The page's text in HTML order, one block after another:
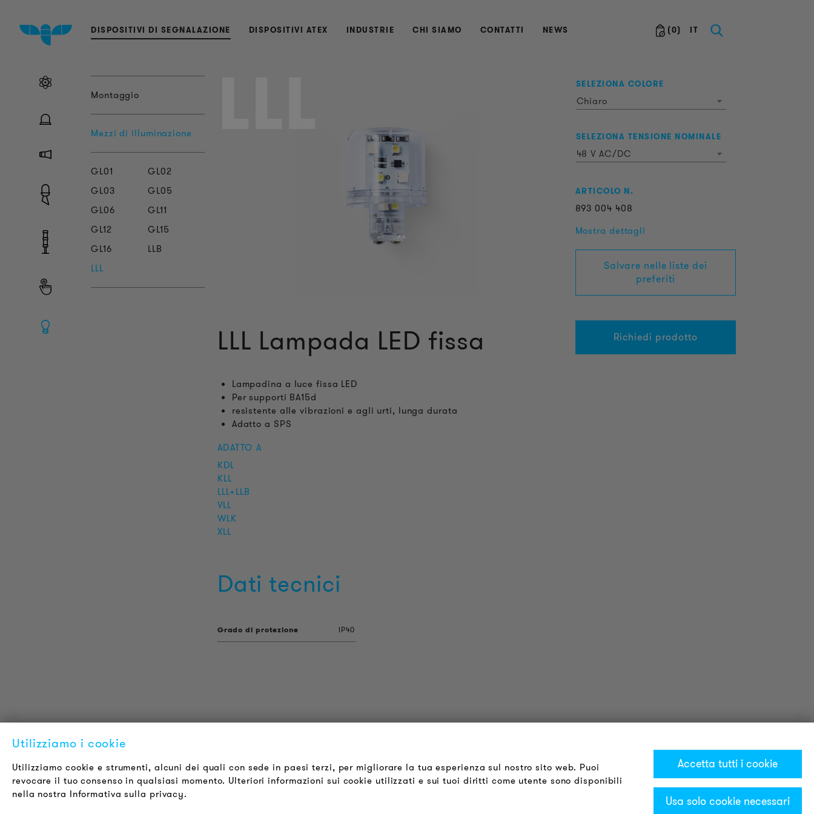
(0) IT
DISPOSITIVI DI SEGNALAZIONE DISPOSITIVI ATEX INDUSTRIE CHI SIAMO CONTATTI NEWS
Montaggio
Mezzi di illuminazione
GL01
GL02
GL03
GL05
GL06
GL11
GL12
GL15
GL16
LLB
LLL
SELEZIONA COLORE
Chiaro
SELEZIONA TENSIONE NOMINALE
48 V AC/DC
ARTICOLO N.
893 004 408
Mostra dettagli
Salvare nelle liste dei
preferiti
Richiedi prodotto
LLL Lampada LED fissa
Lampadina a luce fissa LED
Per supporti BA15d
resistente alle vibrazioni e agli urti, lunga durata
Adatto a SPS
ADATTO A
KDL
KLL
LLL+LLB
VLL
WLK
XLL
Dati tecnici
Grado di protezione IP40
INFORMAZIONI SUL PRODOTTO
Informazioni Tecniche
Progetti di riferimento
Downloads
Chi siamo
Contatti
Termini & Condizioni
Informativa sulla Privacy
Utilizziamo i cookie
Utilizziamo cookie e strumenti, alcuni dei quali con sede in paesi terzi, per migliorare la tua esperienza sul nostro sito web. Puoi
revocare il tuo consenso in qualsiasi momento. Ulteriori informazioni sui cookie utilizzati e sui tuoi diritti come utente sono disponibili
nella nostra Informativa sulla privacy.
Accetta tutti i cookie
Usa solo cookie necessari